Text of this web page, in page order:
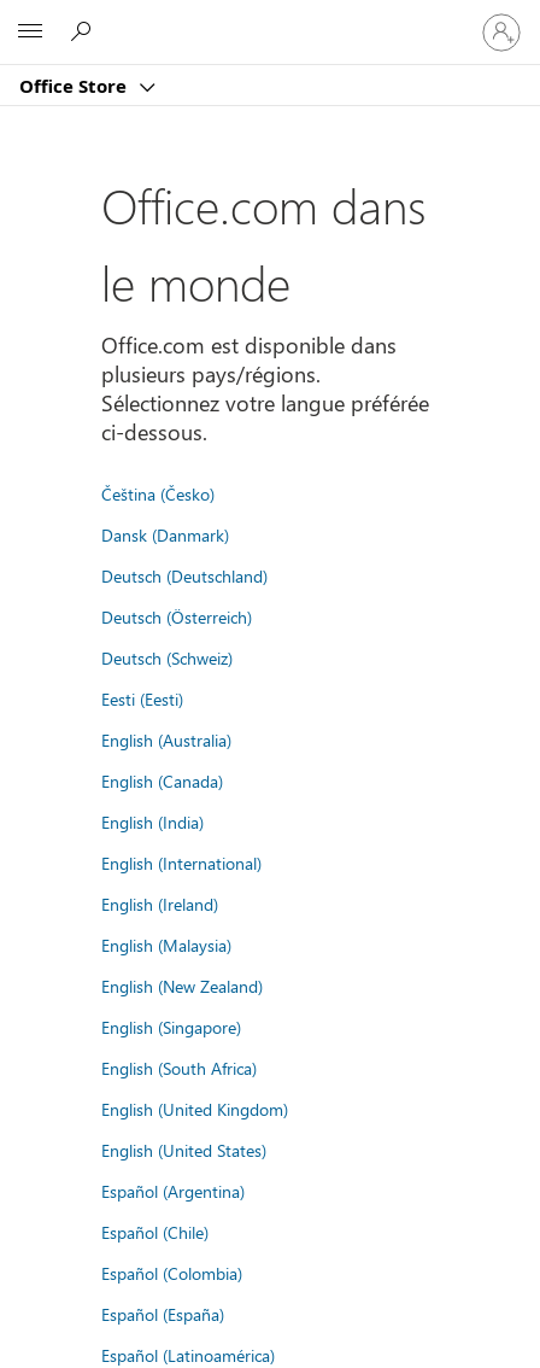
Office Store
vous
à
compte
Office.com dans
le monde
Office.com est disponible dans
plusieurs pays/régions.
Sélectionnez votre langue préférée
ci-dessous.
Čeština (Česko)
Dansk (Danmark)
Deutsch (Deutschland)
Deutsch (Österreich)
Deutsch (Schweiz)
Eesti (Eesti)
English (Australia)
English (Canada)
English (India)
English (International)
English (Ireland)
English (Malaysia)
English (New Zealand)
English (Singapore)
English (South Africa)
English (United Kingdom)
English (United States)
Español (Argentina)
Español (Chile)
Español (Colombia)
Español (España)
Español (Latinoamérica)